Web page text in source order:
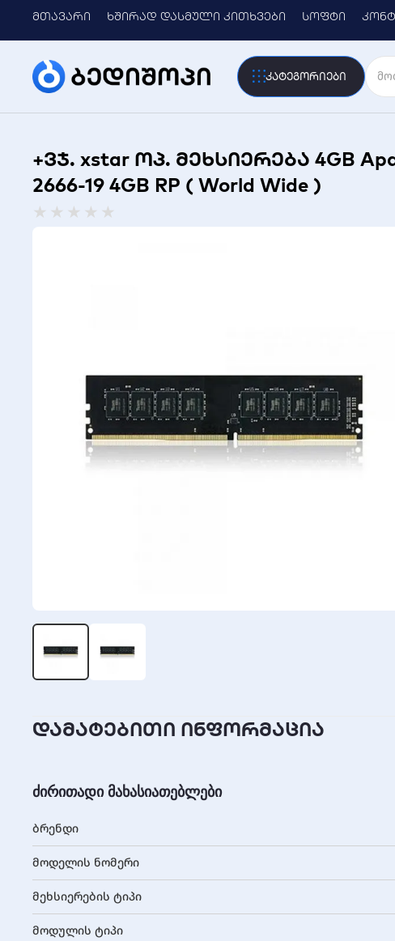
მთავარი ხშირად დასმული კითხვები სოფტი
კატეგორიები
+ვჯ. xstar ოპ. მეხსიერება 4GB
2666-19 4GB RP ( World Wide )
★ ★ ★ ★ ★
დამატებითი ინფორმაცია
ძირითადი მახასიათებლები
ბრენდი
მოდელის ნომერი
მეხსიერების ტიპი
მოდულის ტიპი